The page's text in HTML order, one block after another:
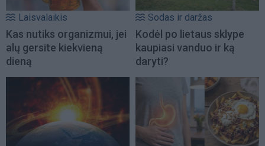
Laisvalaikis
Kas nutiks organizmui, jei
alų gersite kiekvieną
dieną
Sodas ir daržas
Kodėl po lietaus sklype
kaupiasi vanduo ir ką
daryti?